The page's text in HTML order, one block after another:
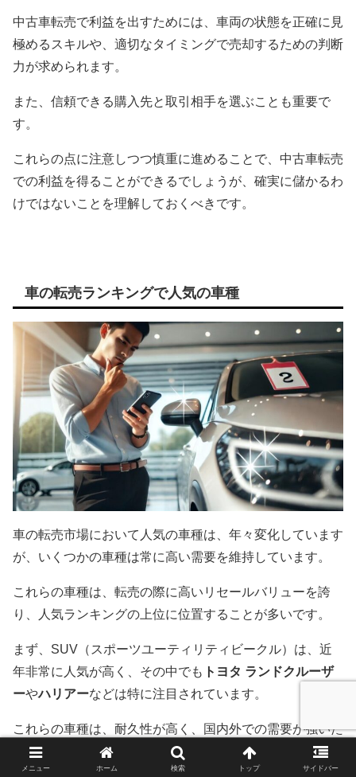
中古車転売で利益を出すためには、車両の状態を正確に見
極めるスキルや、適切なタイミングで売却するための判断
力が求められます。
また、信頼できる購入先と取引相手を選ぶことも重要で
す。
これらの点に注意しつつ慎重に進めることで、中古車転売
での利益を得ることができるでしょうが、確実に儲かるわ
けではないことを理解しておくべきです。
車の転売ランキングで人気の車種
車の転売市場において人気の車種は、年々変化しています
が、いくつかの車種は常に高い需要を維持しています。
これらの車種は、転売の際に高いリセールバリューを誇
り、人気ランキングの上位に位置することが多いです。
まず、SUV（スポーツユーティリティビークル）は、近
年非常に人気が高く、その中でも トヨタ ランドクルーザ
ーやハリアーなどは特に注目されています。
これらの車種は、耐久性が高く、国内外での需要が強いた
め、転売時に高値が付きやすい傾向にあります。
メニュー ホーム 検索 トップ サイドバー